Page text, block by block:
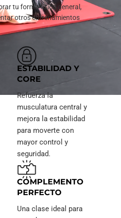
tu forma física general,
otros entrenamientos
ESTABILIDAD Y
CORE
Refuerza la
musculatura central y
mejora la estabilidad
para moverte con
mayor control y
seguridad.
COMPLEMENTO
PERFECTO
Una clase ideal para